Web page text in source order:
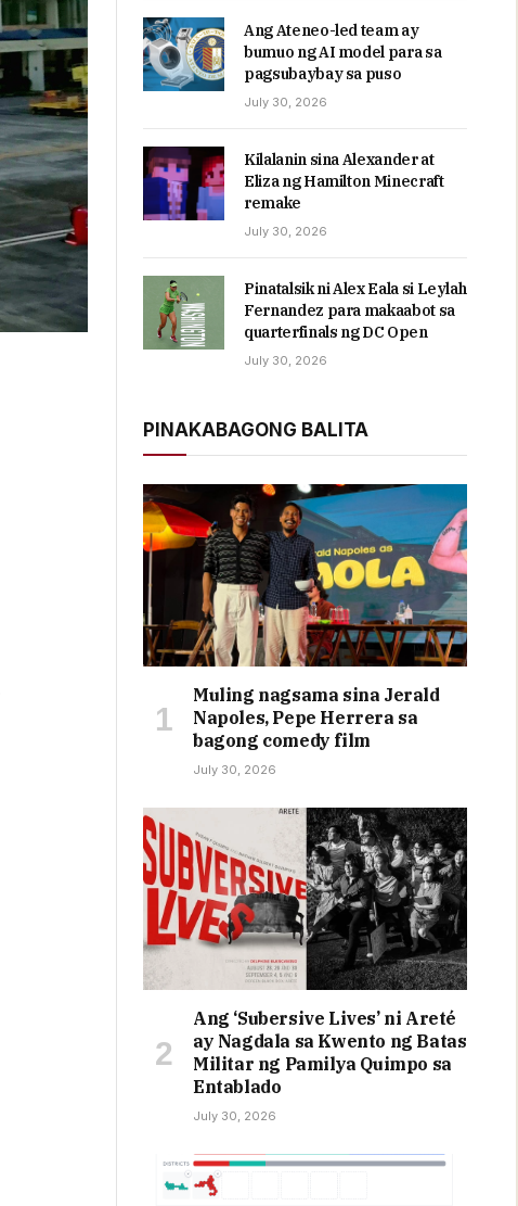
Ang Ateneo-led team ay
bumuo ng AI model para sa
pagsubaybay sa puso
July 30, 2026
Kilalanin sina Alexander at
Eliza ng Hamilton Minecraft
remake
July 30, 2026
Pinatalsik ni Alex Eala si Leylah
Fernandez para makaabot sa
quarterfinals ng DC Open
July 30, 2026
PINAKABAGONG BALITA
Muling nagsama sina Jerald
Napoles, Pepe Herrera sa
bagong comedy film
July 30, 2026
Ang ‘Subersive Lives’ ni Areté
ay Nagdala sa Kwento ng Batas
Militar ng Pamilya Quimpo sa
Entablado
July 30, 2026